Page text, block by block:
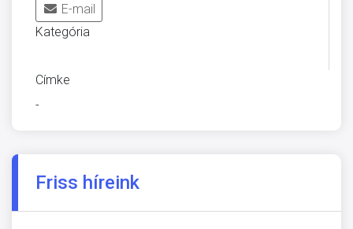
E-mail
Kategória
Címke
-
Friss híreink